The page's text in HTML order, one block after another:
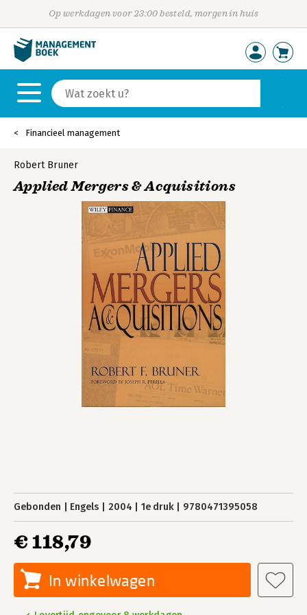
Op werkdagen voor 23:00 besteld, morgen in huis
Financieel management
Robert Bruner
Applied Mergers & Acquisitions
Gebonden Engels 2004 1e druk 9780471395058
€ 118,79
In winkelwagen